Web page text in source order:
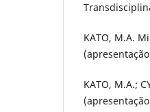
KATO, M.A.
KATO, M.A.;